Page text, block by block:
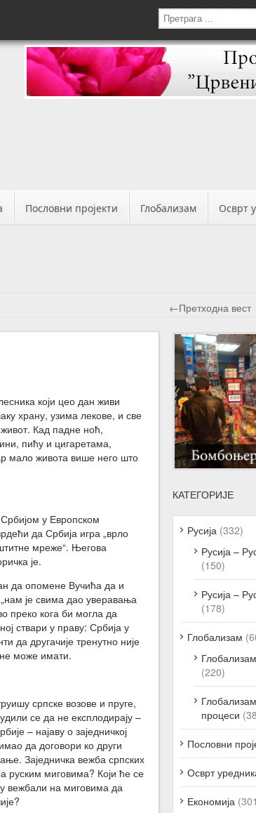
Пословни пројекти Глобализам Осврт
←Претходна вест
који цео дан живи
храну, узима лекове, и све
Кад падне ноћ,
пићу и цигаретама,
мало живота више него што
у Европском
да Србија игра „врло
мреже“. Његова
је.
да опомене Вучића да и
је свима дао уверавања
преко кога би могла да
ствари у праву: Србија у
да другачије тренутно није
може имати.
српске возове и пруге,
се да не експлодирају –
– најаву о заједничкој
да договори ко други
Заједничка вежба српских
руским миговима? Који ће се
вежбали на миговима да
КАТЕГОРИЈЕ
Русија (332)
Русија –
(150)
Русија –
(178)
Глобализам
(220)
процеси
Пословни
Осврт
Економија